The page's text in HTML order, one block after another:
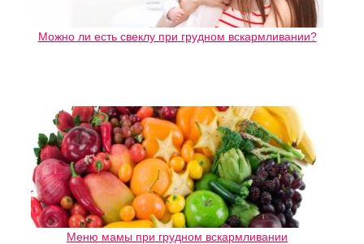
Можно ли есть свеклу при грудном вскармливании?
Меню мамы при грудном вскармливании